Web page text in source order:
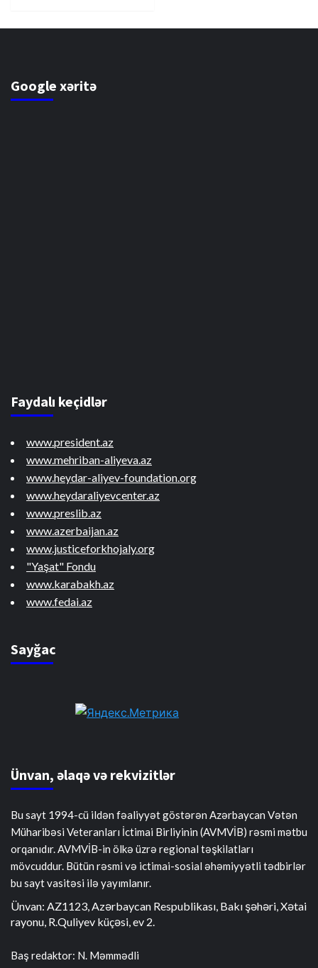
Google xəritə
Faydalı keçidlər
www.president.az
www.mehriban-aliyeva.az
www.heydar-aliyev-foundation.org
www.heydaraliyevcenter.az
www.preslib.az
www.azerbaijan.az
www.justiceforkhojaly.org
"Yaşat" Fondu
www.karabakh.az
www.fedai.az
Sayğac
Ünvan, əlaqə və rekvizitlər
Bu sayt 1994-cü ildən fəaliyyət göstərən Azərbaycan Vətən
Müharibəsi Veteranları İctimai Birliyinin (AVMVİB) rəsmi mətbu
orqanıdır. AVMVİB-in ölkə üzrə regional təşkilatları
mövcuddur. Bütün rəsmi və ictimai-sosial əhəmiyyətli tədbirlər
bu sayt vasitəsi ilə yayımlanır.
Ünvan: AZ1123, Azərbaycan Respublikası, Bakı şəhəri, Xətai
rayonu, R.Quliyev küçəsi, ev 2.
Baş redaktor: N. Məmmədli